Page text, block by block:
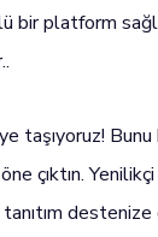
bir platform
taşıyoruz! Bunu
çıktın.